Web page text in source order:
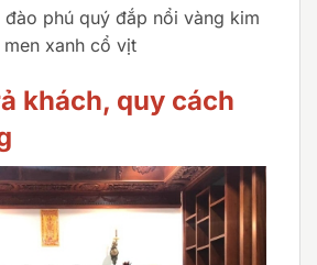
phú quý đắp nổi vàng kim
men xanh cổ vịt
khách, quy cách